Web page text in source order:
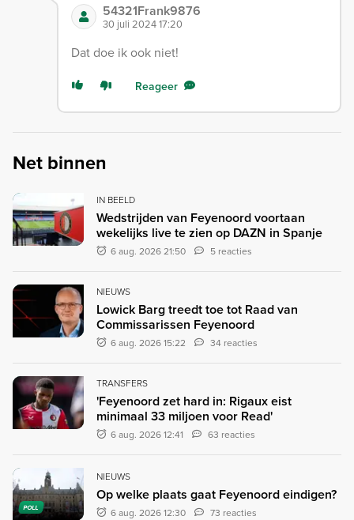
54321Frank9876
30 juli 2024 17:20
Dat doe ik ook niet!
Reageer
Net binnen
IN BEELD
Wedstrijden van Feyenoord voortaan
wekelijks live te zien op DAZN in Spanje
6 aug. 2026 21:50 5 reacties
NIEUWS
Lowick Barg treedt toe tot Raad van
Commissarissen Feyenoord
6 aug. 2026 15:22 34 reacties
TRANSFERS
'Feyenoord zet hard in: Rigaux eist
minimaal 33 miljoen voor Read'
6 aug. 2026 12:41 63 reacties
POLL
NIEUWS
Op welke plaats gaat Feyenoord eindigen?
6 aug. 2026 12:30 73 reacties